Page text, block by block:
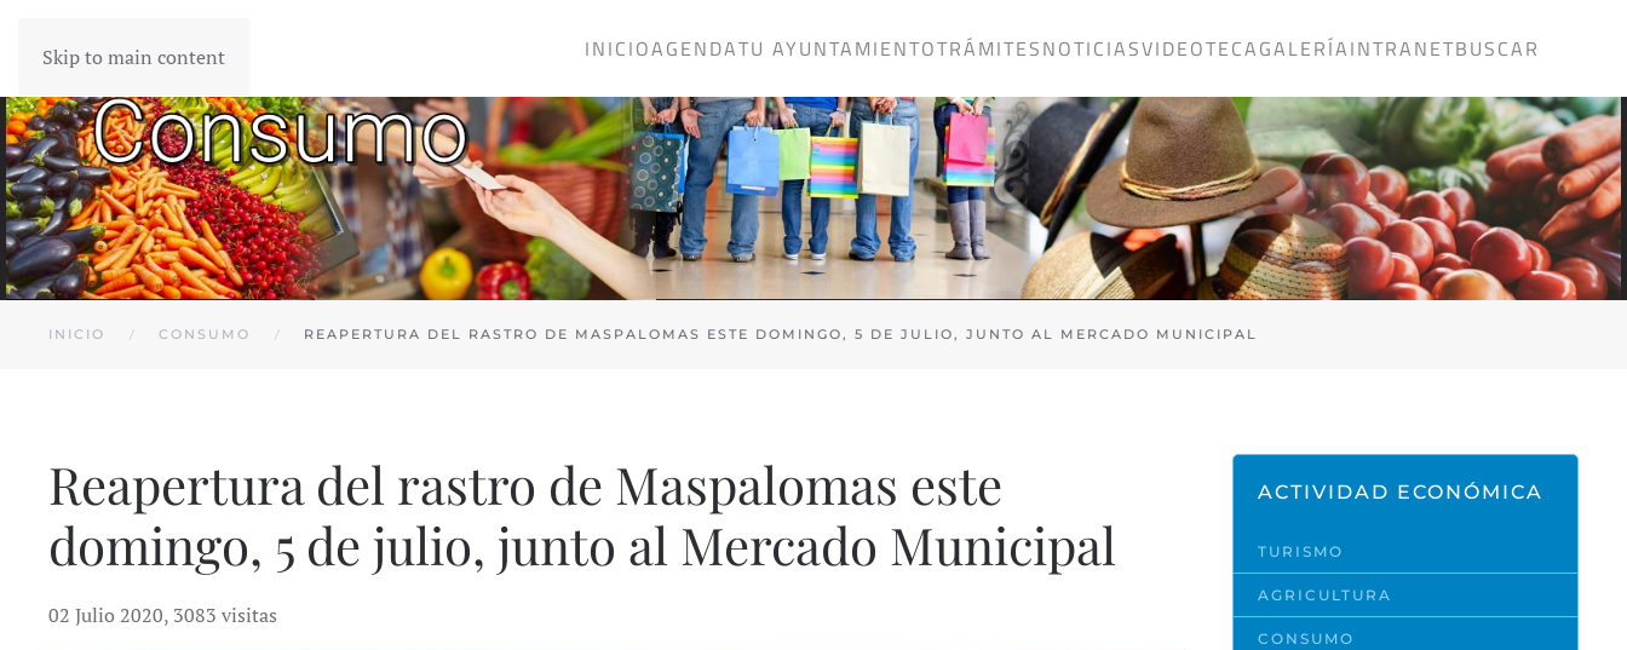
Skip to main content INICIOAGENDATU AYUNTAMIENTOTRÁMITESNOTICIASVIDEOTECAGALERÍAINTRANETBUSCAR
INICIO CONSUMO REAPERTURA DEL RASTRO DE MASPALOMAS ESTE DOMINGO, 5 DE JULIO, JUNTO AL MERCADO MUNICIPAL
Reapertura del rastro de Maspalomas este
domingo, 5 de julio, junto al Mercado Municipal
02 Julio 2020, 3083 visitas
ACTIVIDAD ECONÓMICA
TURISMO
AGRICULTURA
CONSUMO